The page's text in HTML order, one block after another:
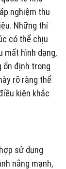
nghiệm thu
Những thí
có thể chịu
mất hình dạng,
ổn định trong
rõ ràng thể
kiện khắc
sử dụng
nắng mạnh,